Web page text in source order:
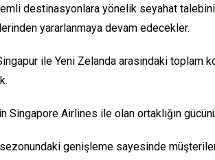
destinasyonlara yönelik seyahat
yararlanmaya devam edecekler.
ile Yeni Zelanda arasındaki toplam
Airlines ile olan ortaklığın gücünü
genişleme sayesinde